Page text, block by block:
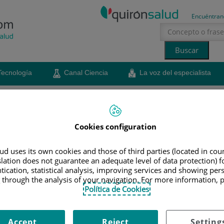
Canal Ciencia La voz del especialista
sobre la donación de
directora del Laboratorio de Reproducción Asistida
Donostia, nos explica quién puede donar
Cookies configuration
uses its own cookies and those of third parties (located in
does not guarantee an adequate level of data protection)
statistical analysis, improving services and showing
the analysis of your navigation. For more information,
Política de Cookies